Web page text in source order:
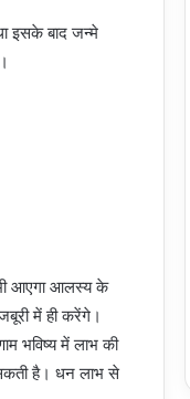
इसके बाद जन्मे
आएगा आलस्य के
में ही करेंगे।
भविष्य में लाभ की
है। धन लाभ से